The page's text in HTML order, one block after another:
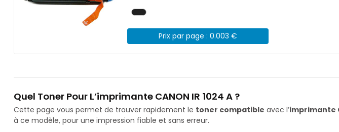
Prix par page : 0.003 €
Quel Toner Pour L’imprimante CANON IR 1024 A ?
Cette page vous permet de trouver rapidement le toner compatible avec l’imprimante
à ce modèle, pour une impression fiable et sans erreur.